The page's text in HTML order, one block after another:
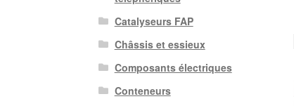
Catalyseurs FAP
Châssis et essieux
Composants électriques
Conteneurs